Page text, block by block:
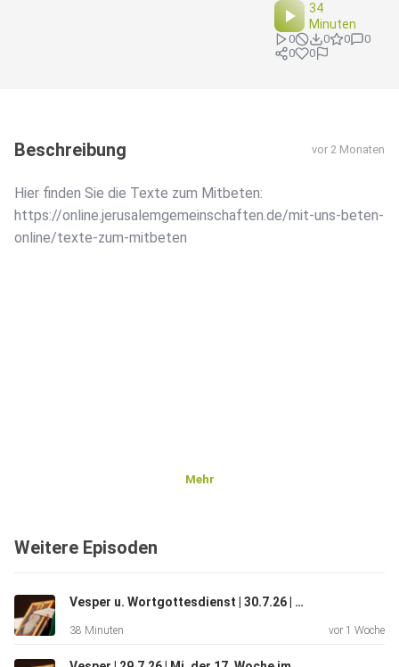
34
Minuten
0 0 0
0
0
0
Beschreibung vor 2 Monaten
Hier finden Sie die Texte zum Mitbeten:
https://online.jerusalemgemeinschaften.de/mit-uns-beten-
online/texte-zum-mitbeten
Mehr
Weitere Episoden
Vesper u. Wortgottesdienst | 30.7.26 | Do. 17. Wo im JK | Jerusalemgemeinschaften
38 Minuten vor 1 Woche